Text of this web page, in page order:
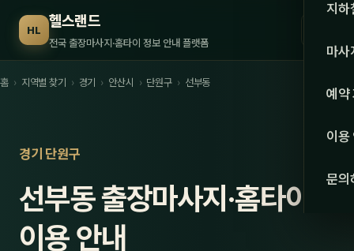
HL 헬스랜드
전국 출장마사지·홈타이 정보 안내 플랫폼 서울
강원·
강원
지하
마사
관리
스
예약
이용
문의
홈 › 지역별 찾기 › 경기 › 안산시 › 단원구 › 선부동
경기 단원구
선부동 출장마사지·홈타이
이용 안내